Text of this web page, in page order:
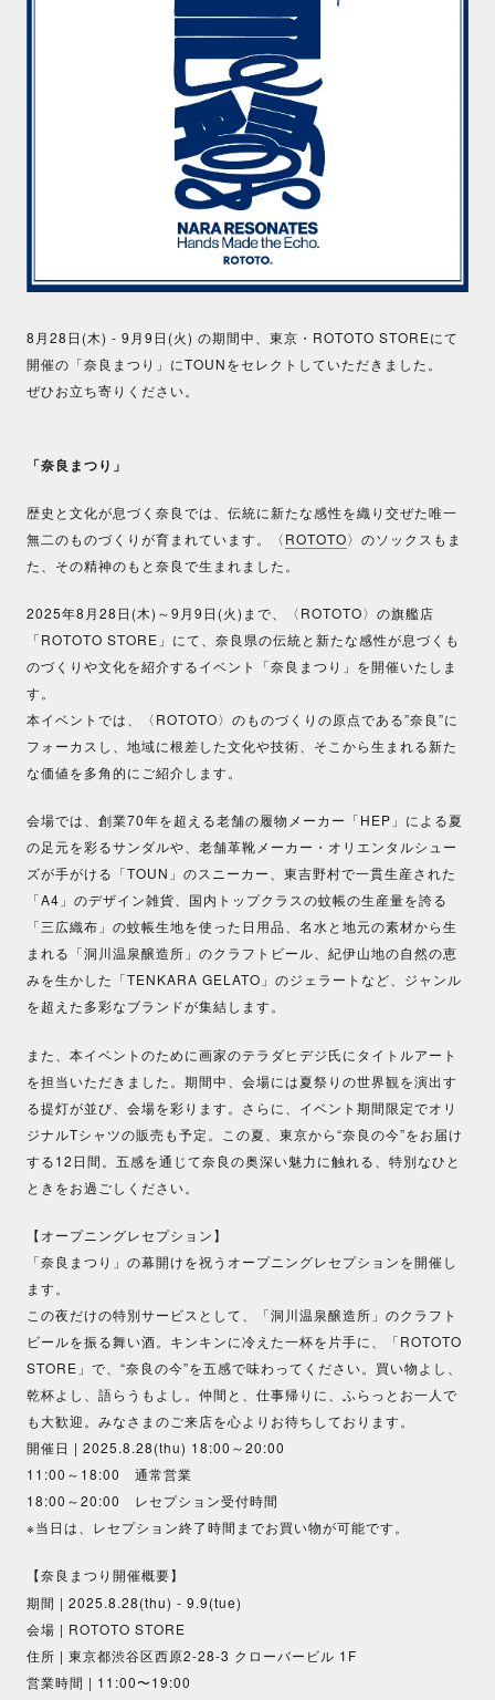
8月28日 (木) - 9月9日 (火) の期間中 、東京・ ROTOTO STOREにて
開催の「奈良まつり 」にTOUNをセレクトしていただきました。
ぜひお立ち寄りください。
「奈良まつり」
歴史と文化が息づく奈良では、伝統に新たな感性を織り交ぜた唯一
無二のものづくりが育まれています。〈ROTOTO〉のソックスもま
た、その精神のもと奈良で生まれました。
2025年8月28日(木)～9月9日(火)まで、〈ROTOTO〉の旗艦店
「ROTOTO STORE」にて、奈良県の伝統と新たな感性が息づくも
のづくりや文化を紹介するイベント「奈良まつり」を開催いたしま
す。
本イベントでは、〈ROTOTO〉のものづくりの原点である”奈良”に
フォーカスし、地域に根差した文化や技術、そこから生まれる新た
な価値を多角的にご紹介します。
会場では、創業70年を超える老舗の履物メーカー「HEP」による夏
の足元を彩るサンダルや、老舗革靴メーカー・オリエンタルシュー
ズが手がける「TOUN」のスニーカー、東吉野村で一貫生産された
「A4」のデザイン雑貨、国内トップクラスの蚊帳の生産量を誇る
「三広織布」の蚊帳生地を使った日用品、名水と地元の素材から生
まれる「洞川温泉醸造所」のクラフトビール、紀伊山地の自然の恵
みを生かした「TENKARA GELATO」のジェラートなど、ジャンル
を超えた多彩なブランドが集結します。
また、本イベントのために画家のテラダヒデジ氏にタイトルアート
を担当いただきました。期間中、会場には夏祭りの世界観を演出す
る提灯が並び、会場を彩ります。さらに、イベント期間限定でオリ
ジナルTシャツの販売も予定。この夏、東京から“奈良の今”をお届け
する12日間。五感を通じて奈良の奥深い魅力に触れる、特別なひと
ときをお過ごしください。
【オープニングレセプション】
「奈良まつり」の幕開けを祝うオープニングレセプションを開催し
ます。
この夜だけの特別サービスとして、「洞川温泉醸造所」のクラフト
ビールを振る舞い酒。キンキンに冷えた一杯を片手に、「ROTOTO
STORE」で、“奈良の今”を五感で味わってください。買い物よし、
乾杯よし、語らうもよし。仲間と、仕事帰りに、ふらっとお一人で
も大歓迎。みなさまのご来店を心よりお待ちしております。
開催日 | 2025.8.28(thu) 18:00～20:00
11:00～18:00 通常営業
18:00～20:00 レセプション受付時間
※当日は、レセプション終了時間までお買い物が可能です。
【奈良まつり開催概要】
期間 | 2025.8.28(thu) - 9.9(tue)
会場 | ROTOTO STORE
住所 | 東京都渋谷区西原2-28-3 クローバービル 1F
営業時間 | 11:00〜19:00